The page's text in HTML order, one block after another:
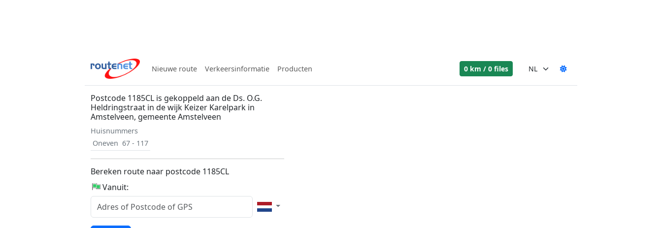
Nieuwe route Verkeersinformatie Producten 0 km / 0 files
Postcode 1185CL is gekoppeld aan de Ds. O.G.
Heldringstraat in de wijk Keizer Karelpark in
Amstelveen, gemeente Amstelveen
Huisnummers
Oneven 67 - 117
Bereken route naar postcode 1185CL
Vanuit: